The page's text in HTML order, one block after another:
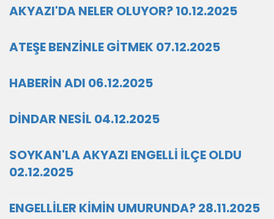
AKYAZI'DA NELER OLUYOR? 10.12.2025
ATEŞE BENZİNLE GİTMEK 07.12.2025
HABERİN ADI 06.12.2025
DİNDAR NESİL 04.12.2025
SOYKAN'LA AKYAZI ENGELLİ İLÇE OLDU
02.12.2025
ENGELLİLER KİMİN UMURUNDA? 28.11.2025